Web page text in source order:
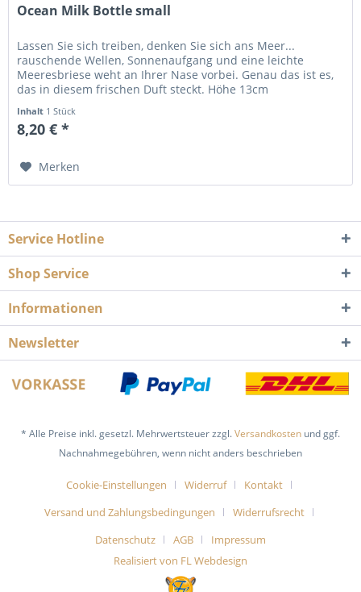
Ocean Milk Bottle small
Lassen Sie sich treiben, denken Sie sich ans Meer...
rauschende Wellen, Sonnenaufgang und eine leichte
Meeresbriese weht an Ihrer Nase vorbei. Genau das ist es,
das in diesem frischen Duft steckt. Höhe 13cm
Inhalt 1 Stück
8,20 € *
Merken
Service Hotline
Shop Service
Informationen
Newsletter
* Alle Preise inkl. gesetzl. Mehrwertsteuer zzgl.Versandkosten und ggf.
Nachnahmegebühren, wenn nicht anders beschrieben
Cookie-Einstellungen Widerruf
Kontakt
Versand und Zahlungsbedingungen
Widerrufsrecht
Datenschutz
AGB
Impressum
Realisiert von FL Webdesign